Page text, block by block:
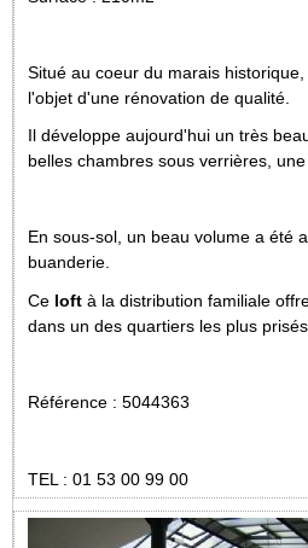
Situé au coeur du marais
l'objet d'une rénovation de qualité.
Il développe aujourd'hui un très
belles chambres sous verrières,
En sous-sol, un beau volume a été
buanderie.
Ce loftà la distribution familiale
dans un des quartiers les plus
Référence : 5044363
TEL : 01 53 00 99 00